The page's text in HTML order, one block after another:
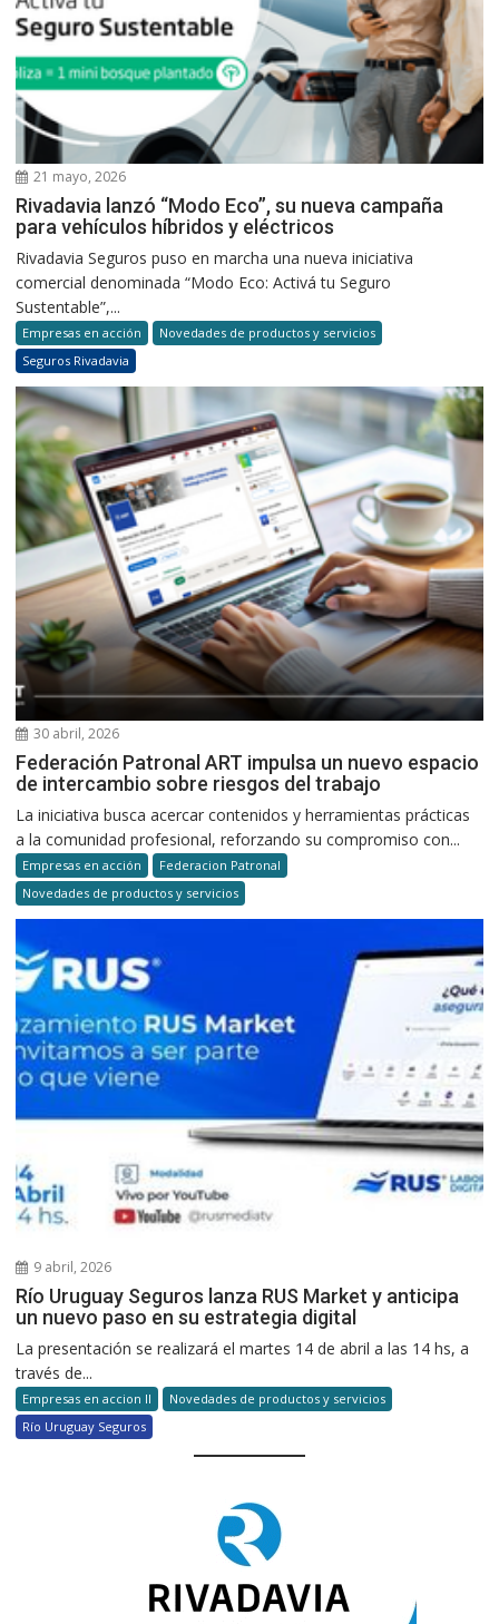
21 mayo, 2026
Rivadavia lanzó “Modo Eco”, su nueva campaña
para vehículos híbridos y eléctricos
Rivadavia Seguros puso en marcha una nueva iniciativa
comercial denominada “Modo Eco: Activá tu Seguro
Sustentable”,...
Empresas en acción
Novedades de productos y servicios
Seguros Rivadavia
30 abril, 2026
Federación Patronal ART impulsa un nuevo espacio
de intercambio sobre riesgos del trabajo
La iniciativa busca acercar contenidos y herramientas prácticas
a la comunidad profesional, reforzando su compromiso con...
Empresas en acción
Federacion Patronal
Novedades de productos y servicios
9 abril, 2026
Río Uruguay Seguros lanza RUS Market y anticipa
un nuevo paso en su estrategia digital
La presentación se realizará el martes 14 de abril a las 14 hs, a
través de...
Empresas en accion II
Novedades de productos y servicios
Río Uruguay Seguros